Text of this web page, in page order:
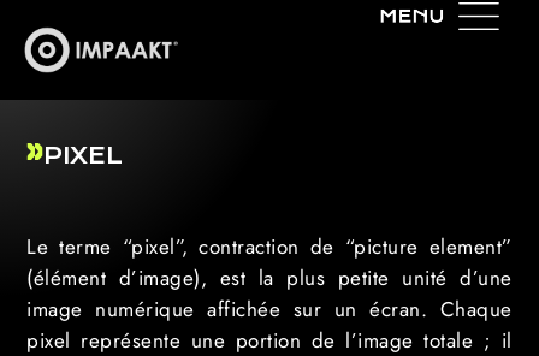
PIXEL
Le terme “pixel”, contraction de “picture element”
(élément d’image), est la plus petite unité d’une
image numérique affichée sur un écran. Chaque
pixel représente une portion de l’image totale ; il